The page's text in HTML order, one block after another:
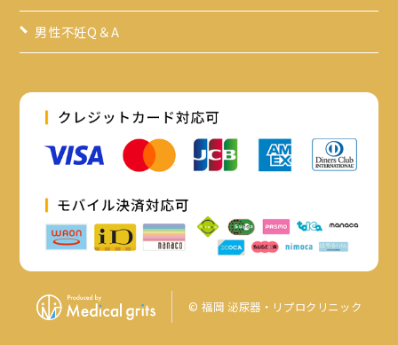
男性不妊Q＆A
© 福岡 泌尿器・リプロクリニック